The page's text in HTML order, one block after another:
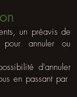
un préavis de
annuler ou
d'annuler
en passant par